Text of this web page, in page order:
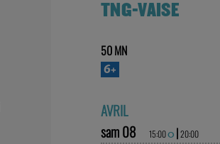
TNG-VAISE
50 MN
6+
AVRIL
sam 08
15:00O |20:00